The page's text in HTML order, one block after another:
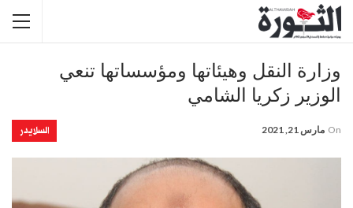
وزارة النقل وهيئاتها ومؤسساتها تنعي
الوزير زكريا الشامي
السلايدر On مارس 21, 2021